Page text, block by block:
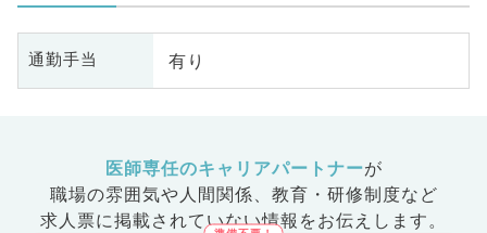
通勤手当 有り
医師専任のキャリアパートナーが
職場の雰囲気や人間関係、 教育・研修制度など
求人票に掲載されていない情報をお伝えします。